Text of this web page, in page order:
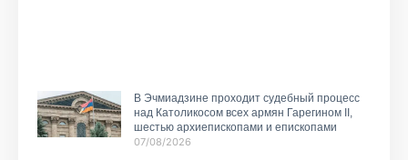
В Эчмиадзине проходит судебный процесс
над Католикосом всех армян Гарегином II,
шестью архиепископами и епископами
07/08/2026